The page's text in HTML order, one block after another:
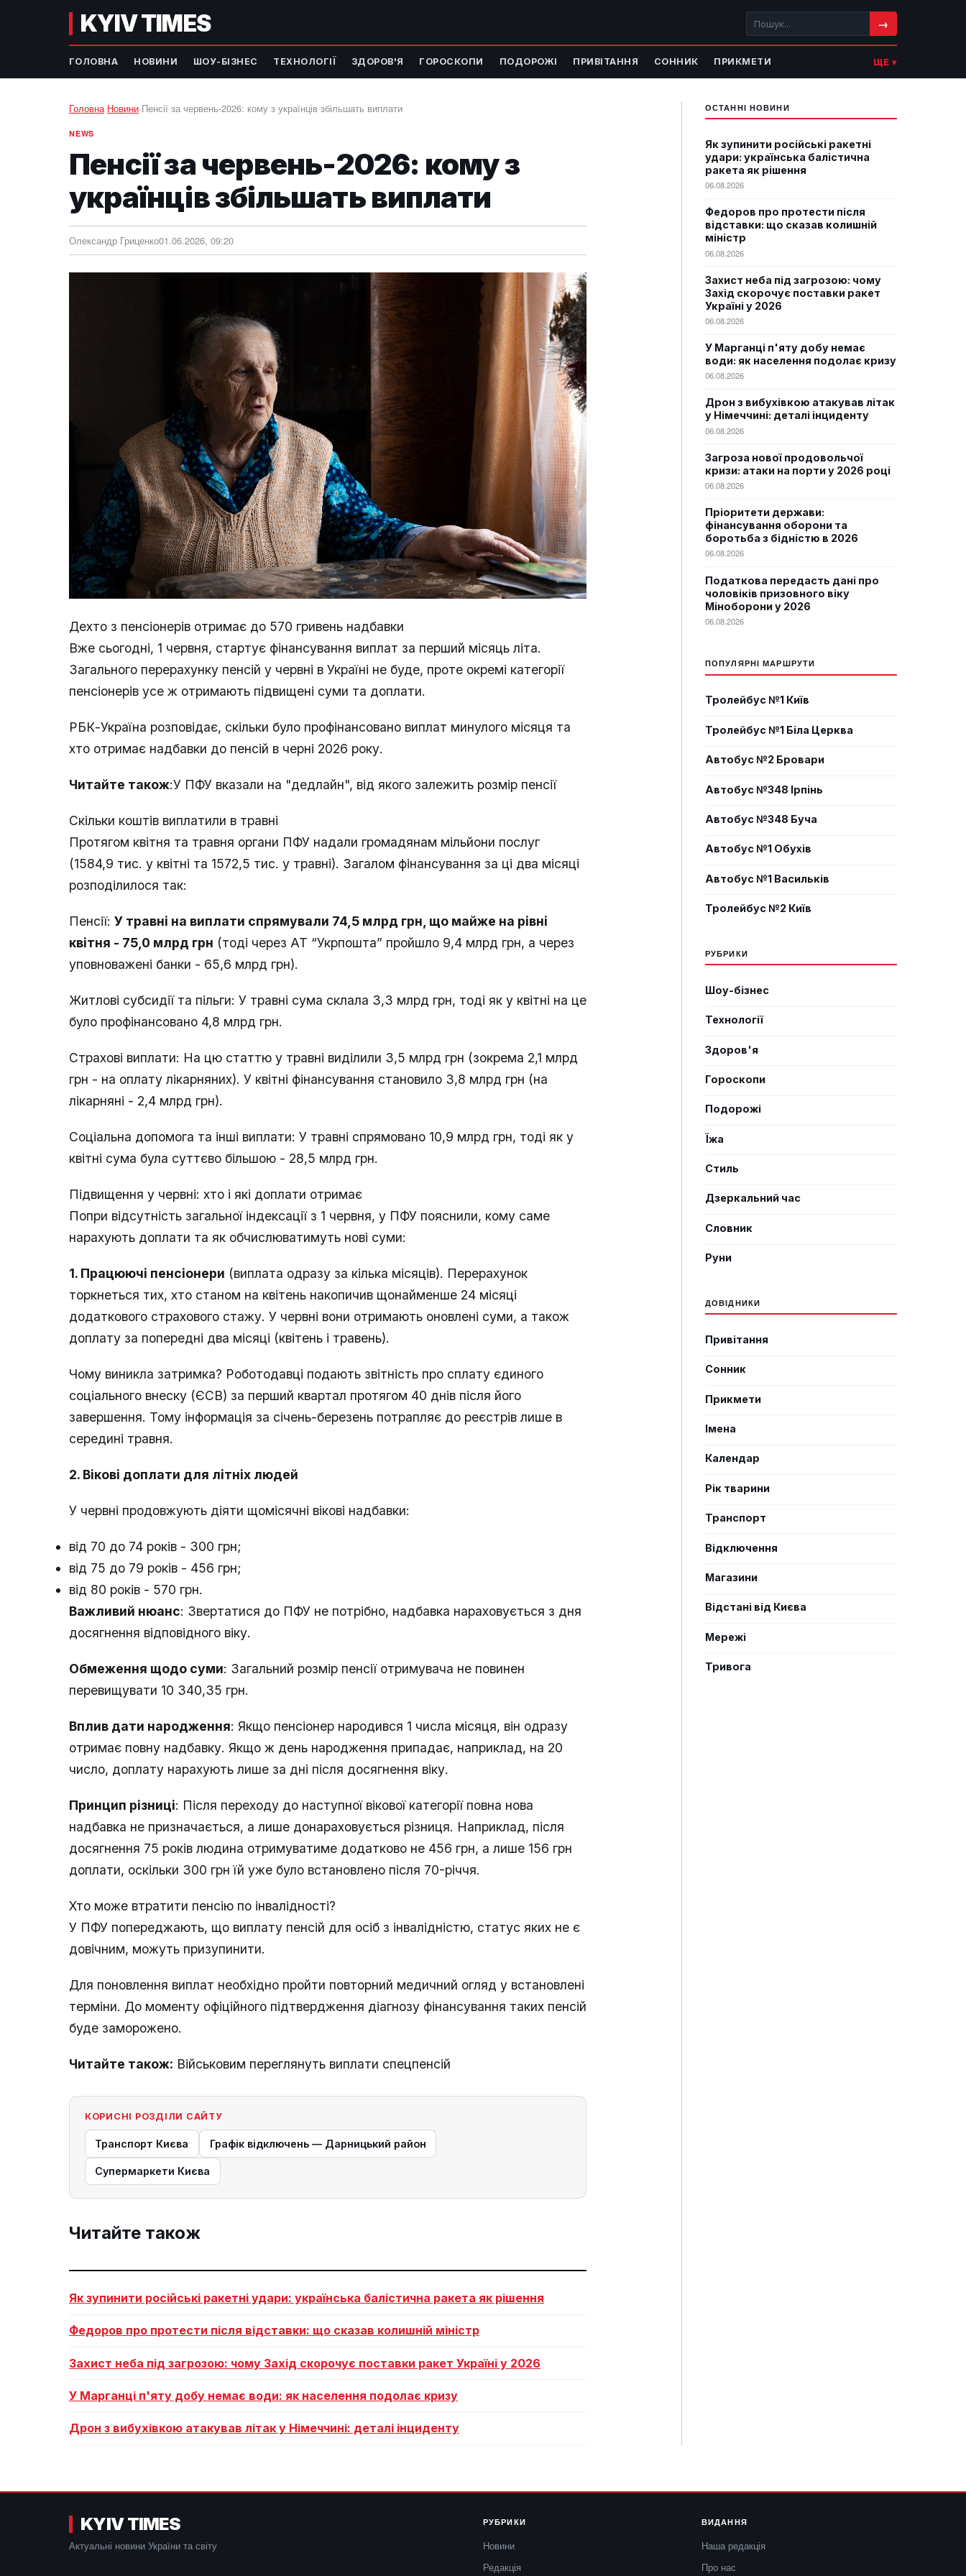
KYIV TIMES →
ГОЛОВНА НОВИНИ ШОУ-БІЗНЕС ТЕХНОЛОГІЇ ЗДОРОВ'Я ГОРОСКОПИ ПОДОРОЖІ ПРИВІТАННЯ СОННИК ПРИКМЕТИ ЩЕ ▾
Головна›Новини›Пенсії за червень-2026: кому з українців збільшать виплати
NEWS
Пенсії за червень-2026: кому з
українців збільшать виплати
Олександр Гриценко01.06.2026, 09:20
Дехто з пенсіонерів отримає до 570 гривень надбавки
Вже сьогодні, 1 червня, стартує фінансування виплат за перший місяць літа.
Загального перерахунку пенсій у червні в Україні не буде, проте окремі категорії
пенсіонерів усе ж отримають підвищені суми та доплати.
РБК-Україна розповідає, скільки було профінансовано виплат минулого місяця та
хто отримає надбавки до пенсій в черні 2026 року.
Читайте також:У ПФУ вказали на "дедлайн", від якого залежить розмір пенсії
Скільки коштів виплатили в травні
Протягом квітня та травня органи ПФУ надали громадянам мільйони послуг
(1584,9 тис. у квітні та 1572,5 тис. у травні). Загалом фінансування за ці два місяці
розподілилося так:
Пенсії: У травні на виплати спрямували 74,5 млрд грн, що майже на рівні
квітня - 75,0 млрд грн (тоді через АТ “Укрпошта” пройшло 9,4 млрд грн, а через
уповноважені банки - 65,6 млрд грн).
Житлові субсидії та пільги: У травні сума склала 3,3 млрд грн, тоді як у квітні на це
було профінансовано 4,8 млрд грн.
Страхові виплати: На цю статтю у травні виділили 3,5 млрд грн (зокрема 2,1 млрд
грн - на оплату лікарняних). У квітні фінансування становило 3,8 млрд грн (на
лікарняні - 2,4 млрд грн).
Соціальна допомога та інші виплати: У травні спрямовано 10,9 млрд грн, тоді як у
квітні сума була суттєво більшою - 28,5 млрд грн.
Підвищення у червні: хто і які доплати отримає
Попри відсутність загальної індексації з 1 червня, у ПФУ пояснили, кому саме
нарахують доплати та як обчислюватимуть нові суми:
1. Працюючі пенсіонери (виплата одразу за кілька місяців). Перерахунок
торкнеться тих, хто станом на квітень накопичив щонайменше 24 місяці
додаткового страхового стажу. У червні вони отримають оновлені суми, а також
доплату за попередні два місяці (квітень і травень).
Чому виникла затримка? Роботодавці подають звітність про сплату єдиного
соціального внеску (ЄСВ) за перший квартал протягом 40 днів після його
завершення. Тому інформація за січень-березень потрапляє до реєстрів лише в
середині травня.
2. Вікові доплати для літніх людей
У червні продовжують діяти щомісячні вікові надбавки:
від 70 до 74 років - 300 грн;
від 75 до 79 років - 456 грн;
від 80 років - 570 грн.
Важливий нюанс: Звертатися до ПФУ не потрібно, надбавка нараховується з дня
досягнення відповідного віку.
Обмеження щодо суми: Загальний розмір пенсії отримувача не повинен
перевищувати 10 340,35 грн.
Вплив дати народження: Якщо пенсіонер народився 1 числа місяця, він одразу
отримає повну надбавку. Якщо ж день народження припадає, наприклад, на 20
число, доплату нарахують лише за дні після досягнення віку.
Принцип різниці: Після переходу до наступної вікової категорії повна нова
надбавка не призначається, а лише донараховується різниця. Наприклад, після
досягнення 75 років людина отримуватиме додатково не 456 грн, а лише 156 грн
доплати, оскільки 300 грн їй уже було встановлено після 70-річчя.
Хто може втратити пенсію по інвалідності?
У ПФУ попереджають, що виплату пенсій для осіб з інвалідністю, статус яких не є
довічним, можуть призупинити.
Для поновлення виплат необхідно пройти повторний медичний огляд у встановлені
терміни. До моменту офіційного підтвердження діагнозу фінансування таких пенсій
буде заморожено.
Читайте також: Військовим переглянуть виплати спецпенсій
КОРИСНІ РОЗДІЛИ САЙТУ
Транспорт Києва Графік відключень — Дарницький район
Супермаркети Києва
Читайте також
Як зупинити російські ракетні удари: українська балістична ракета як рішення
Федоров про протести після відставки: що сказав колишній міністр
Захист неба під загрозою: чому Захід скорочує поставки ракет Україні у 2026
У Марганці п'яту добу немає води: як населення подолає кризу
Дрон з вибухівкою атакував літак у Німеччині: деталі інциденту
ОСТАННІ НОВИНИ
Як зупинити російські ракетні
удари: українська балістична
ракета як рішення
06.08.2026
Федоров про протести після
відставки: що сказав колишній
міністр
06.08.2026
Захист неба під загрозою: чому
Захід скорочує поставки ракет
Україні у 2026
06.08.2026
У Марганці п'яту добу немає
води: як населення подолає кризу
06.08.2026
Дрон з вибухівкою атакував літак
у Німеччині: деталі інциденту
06.08.2026
Загроза нової продовольчої
кризи: атаки на порти у 2026 році
06.08.2026
Пріоритети держави:
фінансування оборони та
боротьба з бідністю в 2026
06.08.2026
Податкова передасть дані про
чоловіків призовного віку
Міноборони у 2026
06.08.2026
ПОПУЛЯРНІ МАРШРУТИ
Тролейбус №1 Київ
Тролейбус №1 Біла Церква
Автобус №2 Бровари
Автобус №348 Ірпінь
Автобус №348 Буча
Автобус №1 Обухів
Автобус №1 Васильків
Тролейбус №2 Київ
РУБРИКИ
Шоу-бізнес
Технології
Здоров'я
Гороскопи
Подорожі
Їжа
Стиль
Дзеркальний час
Словник
Руни
ДОВІДНИКИ
Привітання
Сонник
Прикмети
Імена
Календар
Рік тварини
Транспорт
Відключення
Магазини
Відстані від Києва
Мережі
Тривога
KYIV TIMES
Актуальні новини України та світу
РУБРИКИ
Новини
Редакція
ВИДАННЯ
Наша редакція
Про нас